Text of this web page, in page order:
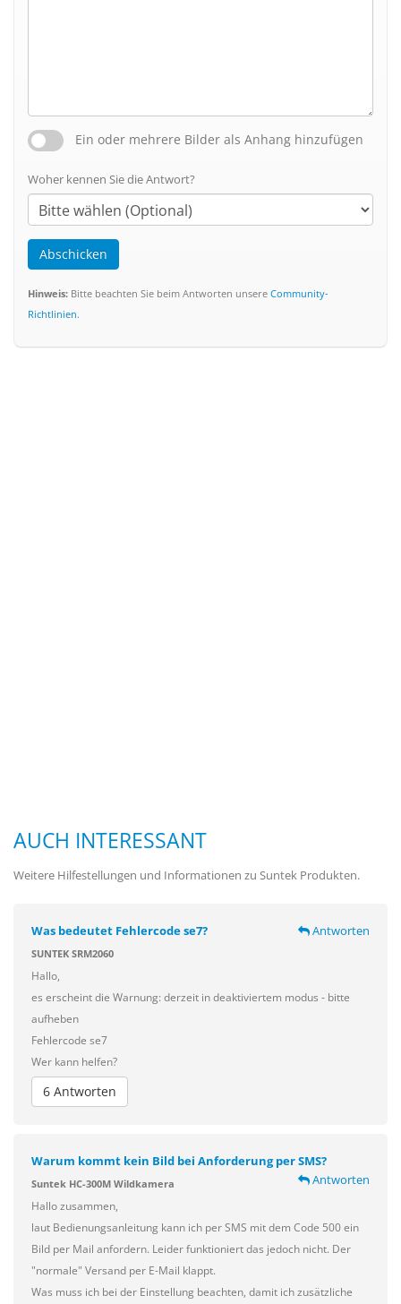
Ein oder mehrere Bilder als Anhang hinzufügen
Woher kennen Sie die Antwort?
Abschicken
Hinweis: Bitte beachten Sie beim Antworten unsere Community-
Richtlinien.
AUCH INTERESSANT
Weitere Hilfestellungen und Informationen zu Suntek Produkten.
Was bedeutet Fehlercode se7? Antworten
SUNTEK SRM2060
Hallo,
es erscheint die Warnung: derzeit in deaktiviertem modus - bitte
aufheben
Fehlercode se7
Wer kann helfen?
6 Antworten
Warum kommt kein Bild bei Anforderung per SMS?
Antworten
Suntek HC-300M Wildkamera
Hallo zusammen,
laut Bedienungsanleitung kann ich per SMS mit dem Code 500 ein
Bild per Mail anfordern. Leider funktioniert das jedoch nicht. Der
"normale" Versand per E-Mail klappt.
Was muss ich bei der Einstellung beachten, damit ich zusätzliche